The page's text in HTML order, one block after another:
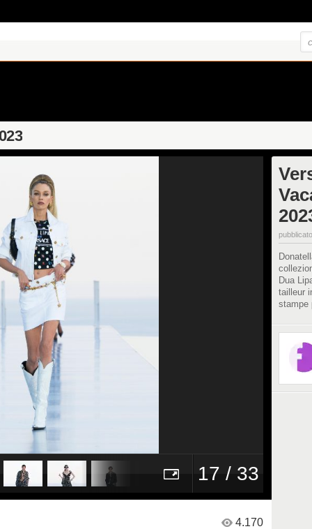
17 / 33
Dua
tailleur
stampe
4.170